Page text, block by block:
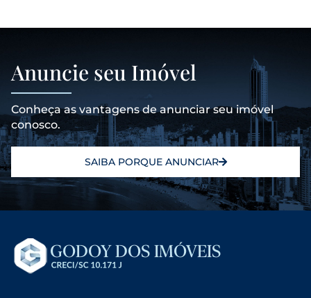
Anuncie seu Imóvel
Conheça as vantagens de anunciar seu imóvel
conosco.
SAIBA PORQUE ANUNCIAR